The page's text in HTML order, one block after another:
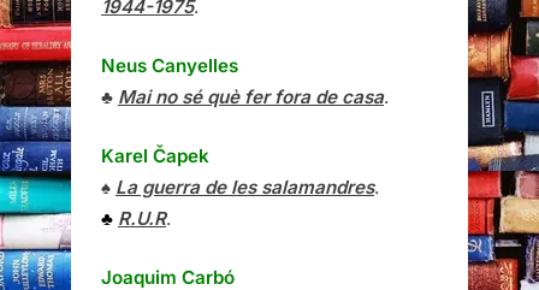
1944-1975.
Neus Canyelles
♣ Mai no sé què fer fora de casa.
Karel Čapek
♠ La guerra de les salamandres.
♣ R.U.R.
Joaquim Carbó